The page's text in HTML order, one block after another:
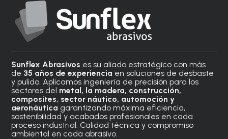
Sunflex Abrasivos es su aliado estratégico con más
de 35 años de experiencia en soluciones de desbaste
y pulido. Aplicamos ingeniería de precisión para los
sectores del metal, la madera, construcción,
composites, sector náutico, automoción y
aeronáutica garantizando máxima eficiencia,
sostenibilidad y acabados profesionales en cada
proceso industrial. Calidad técnica y compromiso
ambiental en cada abrasivo.